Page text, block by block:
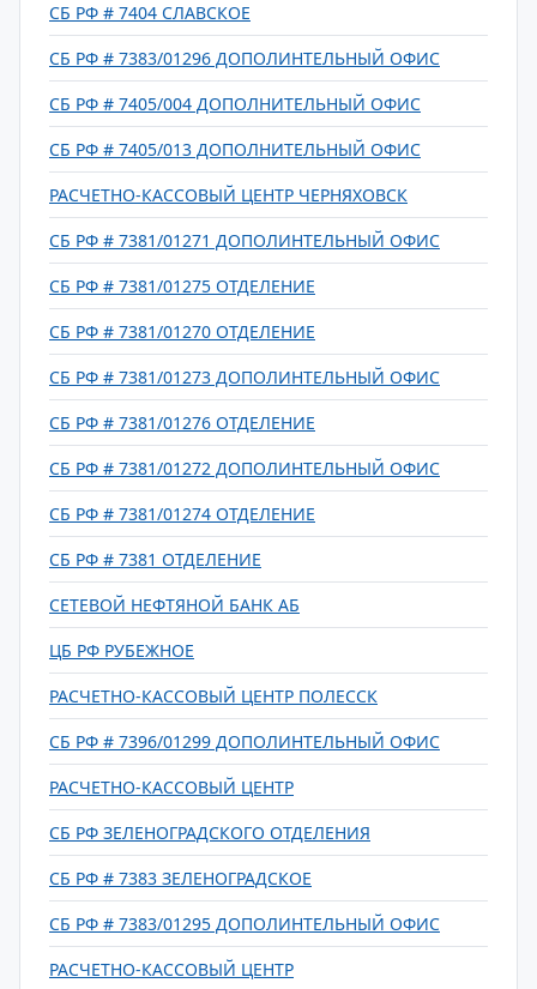
СБ РФ # 7404 СЛАВСКОЕ
СБ РФ # 7383/01296 ДОПОЛИНТЕЛЬНЫЙ ОФИС
СБ РФ # 7405/004 ДОПОЛНИТЕЛЬНЫЙ ОФИС
СБ РФ # 7405/013 ДОПОЛНИТЕЛЬНЫЙ ОФИС
РАСЧЕТНО-КАССОВЫЙ ЦЕНТР ЧЕРНЯХОВСК
СБ РФ # 7381/01271 ДОПОЛИНТЕЛЬНЫЙ ОФИС
СБ РФ # 7381/01275 ОТДЕЛЕНИЕ
СБ РФ # 7381/01270 ОТДЕЛЕНИЕ
СБ РФ # 7381/01273 ДОПОЛИНТЕЛЬНЫЙ ОФИС
СБ РФ # 7381/01276 ОТДЕЛЕНИЕ
СБ РФ # 7381/01272 ДОПОЛИНТЕЛЬНЫЙ ОФИС
СБ РФ # 7381/01274 ОТДЕЛЕНИЕ
СБ РФ # 7381 ОТДЕЛЕНИЕ
СЕТЕВОЙ НЕФТЯНОЙ БАНК АБ
ЦБ РФ РУБЕЖНОЕ
РАСЧЕТНО-КАССОВЫЙ ЦЕНТР ПОЛЕССК
СБ РФ # 7396/01299 ДОПОЛИНТЕЛЬНЫЙ ОФИС
РАСЧЕТНО-КАССОВЫЙ ЦЕНТР
СБ РФ ЗЕЛЕНОГРАДСКОГО ОТДЕЛЕНИЯ
СБ РФ # 7383 ЗЕЛЕНОГРАДСКОЕ
СБ РФ # 7383/01295 ДОПОЛИНТЕЛЬНЫЙ ОФИС
РАСЧЕТНО-КАССОВЫЙ ЦЕНТР